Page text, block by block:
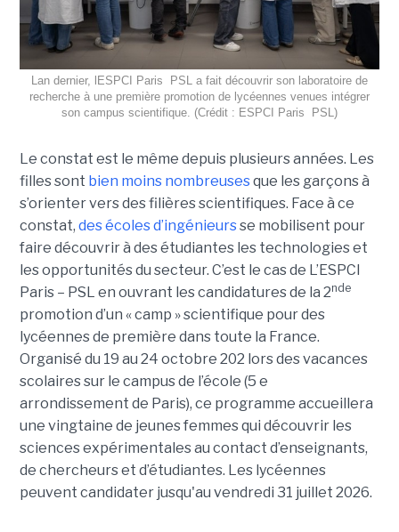
Lan dernier, lESPCI Paris  PSL a fait découvrir son laboratoire de
recherche à une première promotion de lycéennes venues intégrer
son campus scientifique. (Crédit : ESPCI Paris  PSL)
Le constat est le même depuis plusieurs années. Les
filles sont bien moins nombreusesque les garçons à
s’orienter vers des filières scientifiques. Face à ce
constat, des écoles d’ingénieursse mobilisent pour
faire découvrir à des étudiantes les technologies et
les opportunités du secteur. C’est le cas de L’ESPCI
Paris – PSL en ouvrant les candidatures de la 2nde
promotion d’un « camp » scientifique pour des
lycéennes de première dans toute la France.
Organisé du 19 au 24 octobre 202 lors des vacances
scolaires sur le campus de l’école (5 e
arrondissement de Paris), ce programme accueillera
une vingtaine de jeunes femmes qui découvrir les
sciences expérimentales au contact d’enseignants,
de chercheurs et d’étudiantes. Les lycéennes
peuvent candidater jusqu'au vendredi 31 juillet 2026.